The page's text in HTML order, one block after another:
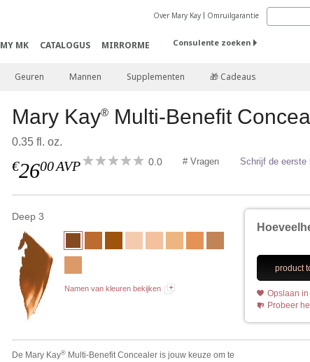
MY MK CATALOGUS MIRRORME
Over Mary Kay Omruilgarantie
Consulente zoeken
Geuren Mannen Supplementen 🎁 Cadeaus
Mary Kay® Multi-Benefit
0.35 fl. oz.
€2600AVP 0.0 # Vragen Schrijf de eerste
Deep 3
Namen van kleuren bekijken
product
Opslaan
Probeer
De Mary Kay® Multi-Benefit Concealer is jouw keuze om te